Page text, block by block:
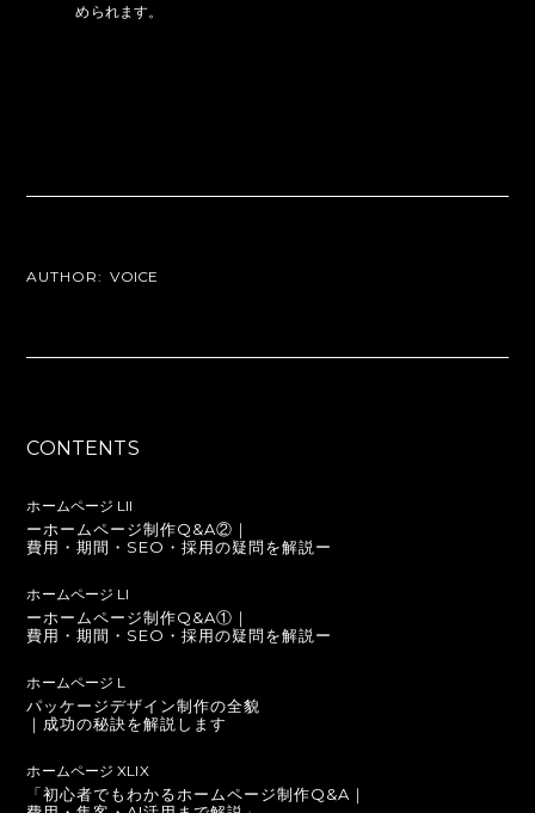
められます。
AUTHOR: VOICE
CONTENTS
ホームページ LII
ーホームページ制作Q&A②｜
費用・期間・SEO・採用の疑問を解説ー
ホームページ LI
ーホームページ制作Q&A①｜
費用・期間・SEO・採用の疑問を解説ー
ホームページ L
パッケージデザイン制作の全貌
｜成功の秘訣を解説します
ホームページ XLIX
「初心者でもわかるホームページ制作Q&A｜